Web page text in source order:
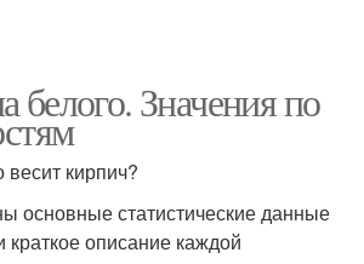
белого. Значения по
весит кирпич?
основные статистические данные
краткое описание каждой